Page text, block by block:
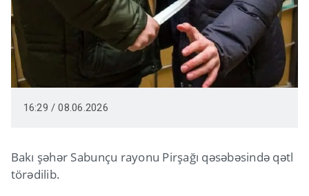
16:29 / 08.06.2026
Bakı şəhər Sabunçu rayonu Pirşağı qəsəbəsində qətl
törədilib.